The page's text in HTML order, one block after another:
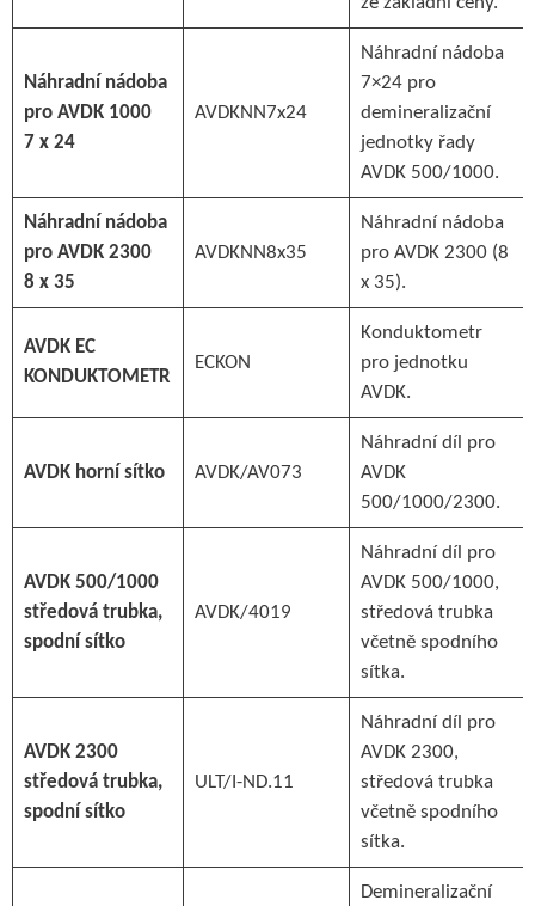
Náhradní nádoba
pro AVDK 1000
7 x 24
AVDKNN7x24
Náhradní nádoba
7×24 pro
demineralizační
jednotky řady
AVDK 500/1000.
Náhradní nádoba
pro AVDK 2300
8 x 35
AVDKNN8x35
Náhradní nádoba
pro AVDK 2300 (8
x 35).
AVDK EC
KONDUKTOMETR
ECKON
Konduktometr
pro jednotku
AVDK.
AVDK horní sítko AVDK/AV073
Náhradní díl pro
AVDK
500/1000/2300.
AVDK 500/1000
středová trubka,
spodní sítko
AVDK/4019
Náhradní díl pro
AVDK 500/1000,
středová trubka
včetně spodního
sítka.
AVDK 2300
středová trubka,
spodní sítko
ULT/I-ND.11
Náhradní díl pro
AVDK 2300,
středová trubka
včetně spodního
sítka.
Demineralizační